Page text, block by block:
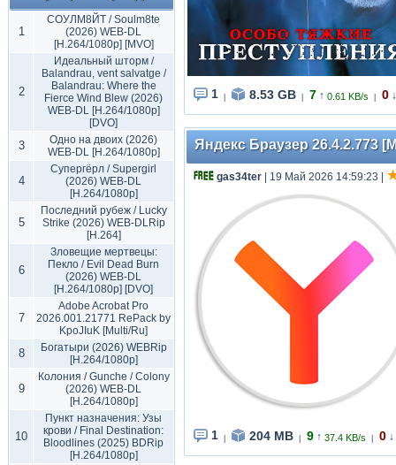
1
СОУЛМ8ЙТ / Soulm8te
(2026) WEB-DL
[H.264/1080p] [MVO]
2
Идеальный шторм /
Balandrau, vent salvatge /
Balandrau: Where the
Fierce Wind Blew (2026)
WEB-DL [H.264/1080p]
[DVO]
3
Одно на двоих (2026)
WEB-DL [H.264/1080p]
4
Супергёрл / Supergirl
(2026) WEB-DL
[H.264/1080p]
5
Последний рубеж / Lucky
Strike (2026) WEB-DLRip
[H.264]
6
Зловещие мертвецы:
Пекло / Evil Dead Burn
(2026) WEB-DL
[H.264/1080p] [DVO]
7
Adobe Acrobat Pro
2026.001.21771 RePack by
KpoJIuK [Multi/Ru]
8
Богатыри (2026) WEBRip
[H.264/1080p]
9
Колония / Gunche / Colony
(2026) WEB-DL
[H.264/1080p]
10
Пункт назначения: Узы
крови / Final Destination:
Bloodlines (2025) BDRip
[H.264/1080p]
1 8.53 GB 7 ↑ 0.61 KB/s 0 ↓
Яндекс Браузер 26.4.2.773
gas34ter | 19 Май 2026 14:59:23
1 204 MB 9 ↑ 37.4 KB/s 0 ↓